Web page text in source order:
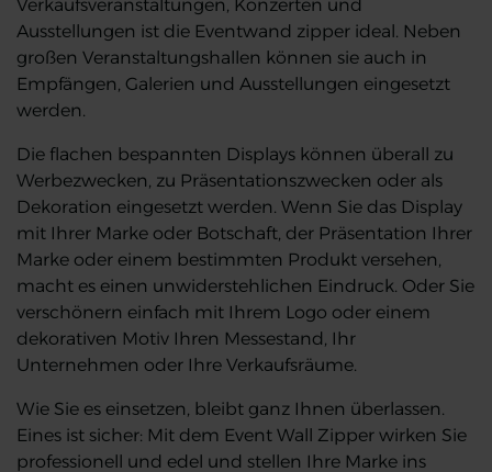
Verkaufsveranstaltungen, Konzerten und
Ausstellungen ist die Eventwand zipper ideal. Neben
großen Veranstaltungshallen können sie auch in
Empfängen, Galerien und Ausstellungen eingesetzt
werden.
Die flachen bespannten Displays können überall zu
Werbezwecken, zu Präsentationszwecken oder als
Dekoration eingesetzt werden. Wenn Sie das Display
mit Ihrer Marke oder Botschaft, der Präsentation Ihrer
Marke oder einem bestimmten Produkt versehen,
macht es einen unwiderstehlichen Eindruck. Oder Sie
verschönern einfach mit Ihrem Logo oder einem
dekorativen Motiv Ihren Messestand, Ihr
Unternehmen oder Ihre Verkaufsräume.
Wie Sie es einsetzen, bleibt ganz Ihnen überlassen.
Eines ist sicher: Mit dem Event Wall Zipper wirken Sie
professionell und edel und stellen Ihre Marke ins